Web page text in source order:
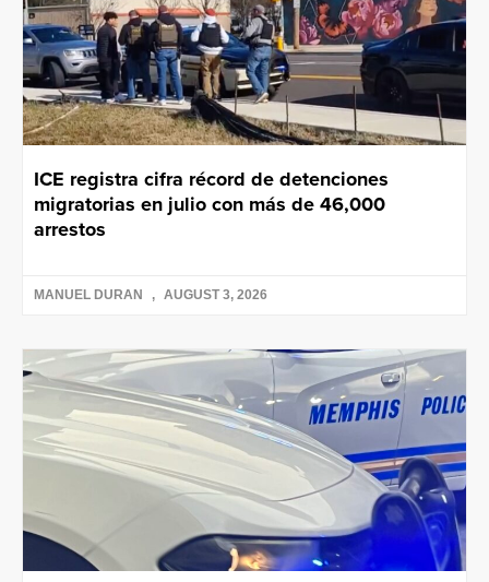
ICE registra cifra récord de detenciones
migratorias en julio con más de 46,000
arrestos
MANUEL DURAN AUGUST 3, 2026